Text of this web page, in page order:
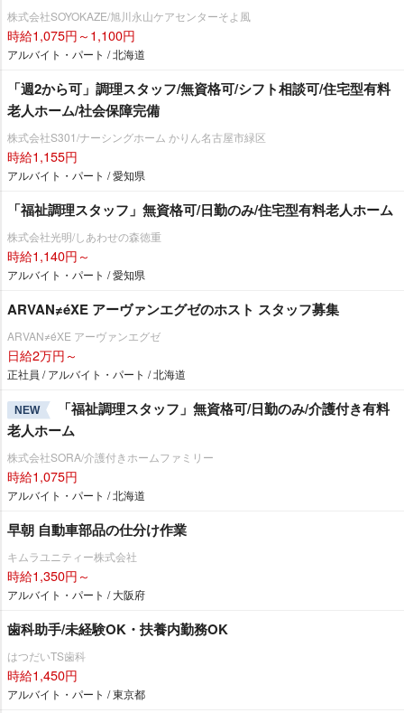
株式会社SOYOKAZE/旭川永山ケアセンターそよ風
時給1,075円～1,100円
アルバイト・パート / 北海道
「週2から可」調理スタッフ/無資格可/シフト相談可/住宅型有料
老人ホーム/社会保障完備
株式会社S301/ナーシングホーム かりん名古屋市緑区
時給1,155円
アルバイト・パート / 愛知県
「福祉調理スタッフ」無資格可/日勤のみ/住宅型有料老人ホーム
株式会社光明/しあわせの森徳重
時給1,140円～
アルバイト・パート / 愛知県
ARVAN≠éXE アーヴァンエグゼのホスト スタッフ募集
ARVAN≠éXE アーヴァンエグゼ
日給2万円～
正社員 / アルバイト・パート / 北海道
NEW
「福祉調理スタッフ」無資格可/日勤のみ/介護付き有料
老人ホーム
株式会社SORA/介護付きホームファミリー
時給1,075円
アルバイト・パート / 北海道
早朝 自動車部品の仕分け作業
キムラユニティー株式会社
時給1,350円～
アルバイト・パート / 大阪府
歯科助手/未経験OK・扶養内勤務OK
はつだいTS歯科
時給1,450円
アルバイト・パート / 東京都